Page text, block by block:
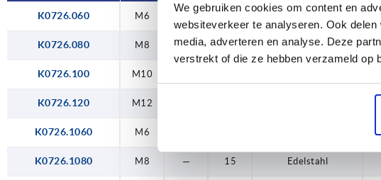
We gebruiken cookies om content en
websiteverkeer te analyseren. Ook
media, adverteren en analyse. Deze
verstrekt of die ze hebben verzameld op
K0726.060 M6
K0726.080 M8 — 15 Stahl
K0726.100 M10
K0726.120 M12
K0726.1060 M6
K0726.1080 M8 — 15 Edelstahl